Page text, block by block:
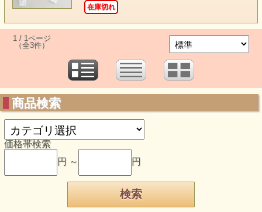
在庫切れ
1 / 1ページ
（全3件）
商品検索
価格帯検索
円 ～
円